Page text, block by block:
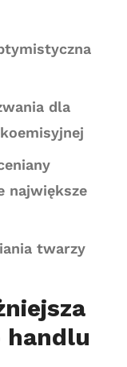
dla
największe
twarzy
handlu